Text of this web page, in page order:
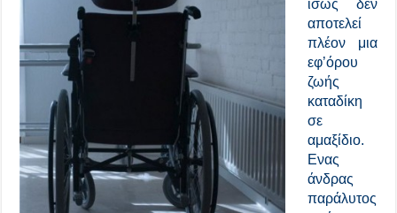
ίσως δεν
αποτελεί
πλέον μια
εφ’όρου
ζωής
καταδίκη
σε
αμαξίδιο.
Ενας
άνδρας
παράλυτος